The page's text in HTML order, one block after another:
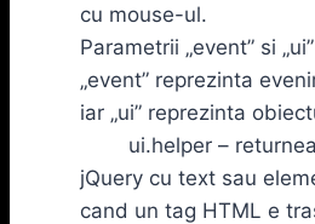
cu mouse-ul.
Parametrii „event” si
„event” reprezinta
iar „ui” reprezinta
ui.helper –
jQuery cu text sau
cand un tag HTML e